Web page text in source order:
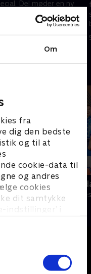
Om
fra
dig den bedste
og til at
cookie-data til
og andres
cookies
dit samtykke
indstillinger’ i
Del møder en ny
Heather, der har en lille
begynder han at
2023 • 27 min
Robssons
Komedie • 1